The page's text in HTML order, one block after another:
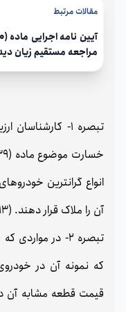
مقالات مرتبط
مراجعه مستقیم زیان
تبصره 1-
انواع گرانترین
آن را ملاک قرار دهند. (98/6/13)
تبصره 2- در
که نمونه آن در
قیمت قطعه مشابه آن